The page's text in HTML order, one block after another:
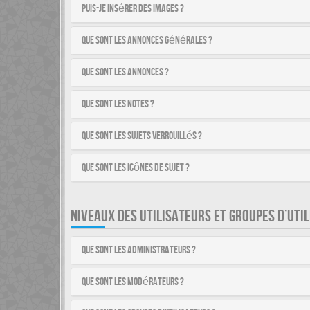
Puis-je insérer des images ?
Que sont les annonces générales ?
Que sont les annonces ?
Que sont les notes ?
Que sont les sujets verrouillés ?
Que sont les icônes de sujet ?
NIVEAUX DES UTILISATEURS ET GROUPES
Que sont les administrateurs ?
Que sont les modérateurs ?